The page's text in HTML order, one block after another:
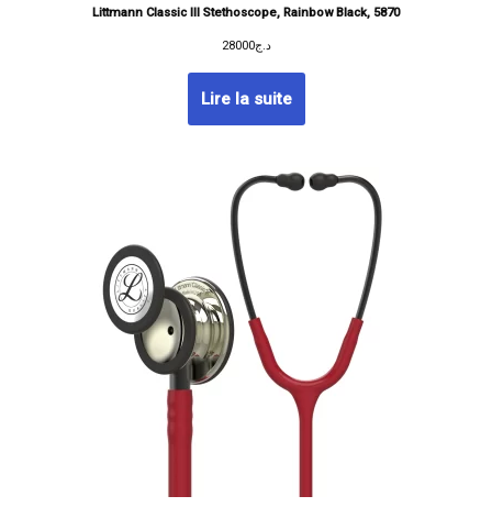
Littmann Classic III Stethoscope, Rainbow Black, 5870
د.ج28000
Lire la suite